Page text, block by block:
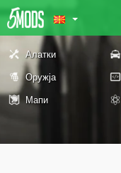
Алатки
Оружја
Мапи